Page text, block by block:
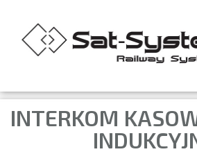
INTERKOM